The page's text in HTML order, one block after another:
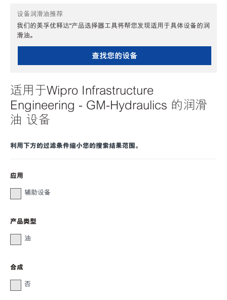
设备润滑油推荐
我们的美孚优释达℠产品选择器工具将帮您发现适用于具体设备的润
滑油。
查找您的设备
适用于Wipro Infrastructure
Engineering - GM-Hydraulics 的润滑
油 设备
利用下方的过滤条件缩小您的搜索结果范围。
应用
辅助设备
产品类型
油
合成
否